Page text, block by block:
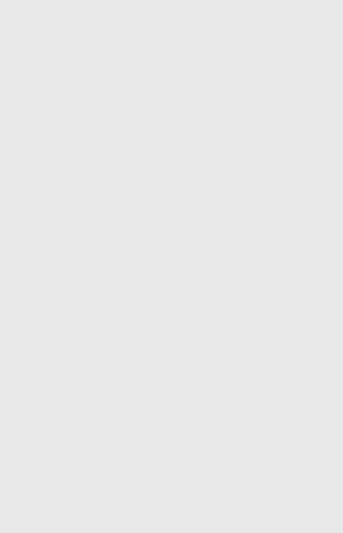
عند استخدام كود خصم رسيس.
من العملاء يعشقون رائحة العود
كبيرًا من قبّل العملاء، بسبب رائحته